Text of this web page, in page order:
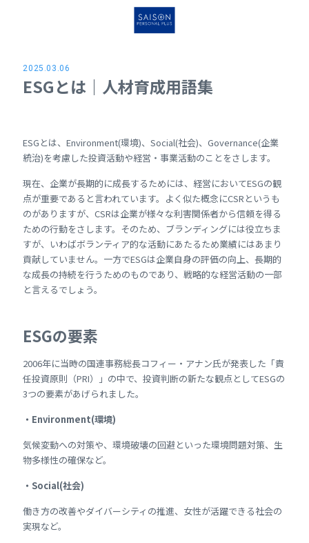
2025.03.06
ESGとは｜人材育成用語集
ESGとは、Environment(環境)、Social(社会)、Governance(企業
統治)を考慮した投資活動や経営・事業活動のことをさします。
現在、企業が長期的に成長するためには、経営においてESGの観
点が重要であると言われています。よく似た概念にCSRというも
のがありますが、CSRは企業が様々な利害関係者から信頼を得る
ための行動をさします。そのため、ブランディングには役立ちま
すが、いわばボランティア的な活動にあたるため業績にはあまり
貢献していません。一方でESGは企業自身の評価の向上、長期的
な成長の持続を行うためのものであり、戦略的な経営活動の一部
と言えるでしょう。
ESGの要素
2006年に当時の国連事務総長コフィー・アナン氏が発表した「責
任投資原則（PRI）」の中で、投資判断の新たな観点としてESGの
3つの要素があげられました。
・Environment(環境)
気候変動への対策や、環境破壊の回避といった環境問題対策、生
物多様性の確保など。
・Social(社会)
働き方の改善やダイバーシティの推進、女性が活躍できる社会の
実現など。